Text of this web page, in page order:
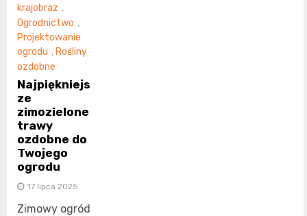
krajobraz ,
Ogrodnictwo ,
Projektowanie
ogrodu , Rośliny
ozdobne
Najpiękniejs
ze
zimozielone
trawy
ozdobne do
Twojego
ogrodu
17 lipca 2025
Zimowy ogród